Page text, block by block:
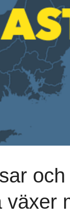
växer